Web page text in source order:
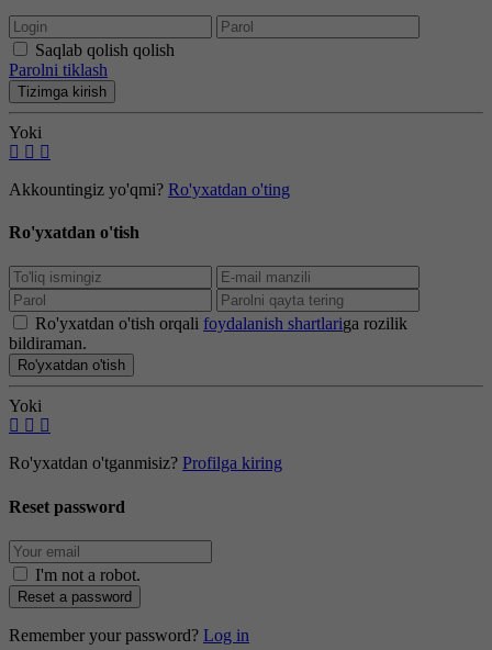
Saqlab qolish qolish
Parolni tiklash
Tizimga kirish
Yoki
Akkountingiz yo'qmi? Ro'yxatdan o'ting
Ro'yxatdan o'tish
Ro'yxatdan o'tish orqali foydalanish shartlariga rozilik
bildiraman.
Ro'yxatdan o'tish
Yoki
Ro'yxatdan o'tganmisiz? Profilga kiring
Reset password
I'm not a robot.
Reset a password
Remember your password? Log in